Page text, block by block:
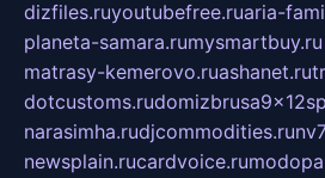
dizfiles.ruyoutubefree.ruaria-
planeta-samara.rumysmartbuy.ru
matrasy-kemerovo.ruashanet.ru
dotcustoms.ru
narasimha.rudjcommodities.ru
newsplain.rucardvoice.ru